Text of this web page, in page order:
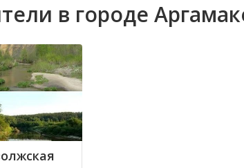
в городе